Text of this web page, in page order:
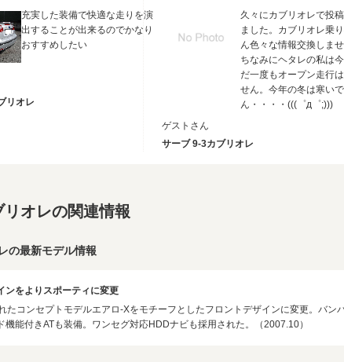
充実した装備で快適な走りを演
出することが出来るのでかなり
おすすめしたい
リオレ
久々にカブリオレで投
ました。カブリオレ乗
ん色々な情報交換しま
ちなみにヘタレの私は
だ一度もオープン走行
せん。今年の冬は寒い
ん・・・・(((゜д゜;)))
ゲストさん
サーブ 9-3カブリオレ
リオレの関連情報
の最新モデル情報
ンをよりスポーティに変更
たコンセプトモデルエアロ-Xをモチーフとしたフロントデザインに変更。バン
機能付きATも装備。ワンセグ対応HDDナビも採用された。（2007.10）